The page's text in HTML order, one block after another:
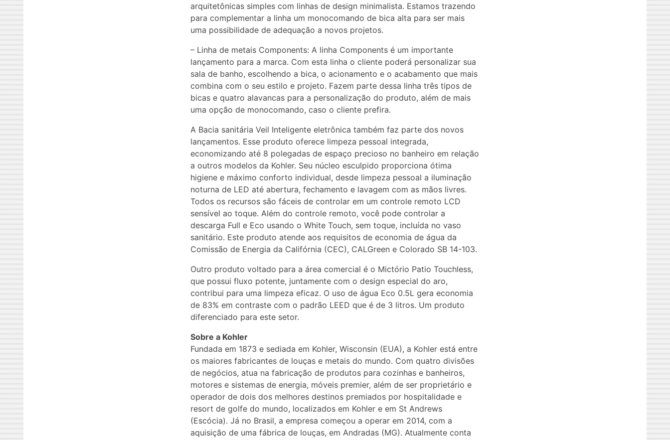
arquitetônicas simples com linhas de design minimalista. Estamos trazendo
para complementar a linha um monocomando de bica alta para ser mais
uma possibilidade de adequação a novos projetos.
– Linha de metais Components: A linha Components é um importante
lançamento para a marca. Com esta linha o cliente poderá personalizar sua
sala de banho, escolhendo a bica, o acionamento e o acabamento que mais
combina com o seu estilo e projeto. Fazem parte dessa linha três tipos de
bicas e quatro alavancas para a personalização do produto, além de mais
uma opção de monocomando, caso o cliente prefira.
A Bacia sanitária Veil Inteligente eletrônica também faz parte dos novos
lançamentos. Esse produto oferece limpeza pessoal integrada,
economizando até 8 polegadas de espaço precioso no banheiro em relação
a outros modelos da Kohler. Seu núcleo esculpido proporciona ótima
higiene e máximo conforto individual, desde limpeza pessoal a iluminação
noturna de LED até abertura, fechamento e lavagem com as mãos livres.
Todos os recursos são fáceis de controlar em um controle remoto LCD
sensível ao toque. Além do controle remoto, você pode controlar a
descarga Full e Eco usando o White Touch, sem toque, incluída no vaso
sanitário. Este produto atende aos requisitos de economia de água da
Comissão de Energia da Califórnia (CEC), CALGreen e Colorado SB 14-103.
Outro produto voltado para a área comercial é o Mictório Patio Touchless,
que possui fluxo potente, juntamente com o design especial do aro,
contribui para uma limpeza eficaz. O uso de água Eco 0.5L gera economia
de 83% em contraste com o padrão LEED que é de 3 litros. Um produto
diferenciado para este setor.
Sobre a Kohler
Fundada em 1873 e sediada em Kohler, Wisconsin (EUA), a Kohler está entre
os maiores fabricantes de louças e metais do mundo. Com quatro divisões
de negócios, atua na fabricação de produtos para cozinhas e banheiros,
motores e sistemas de energia, móveis premier, além de ser proprietário e
operador de dois dos melhores destinos premiados por hospitalidade e
resort de golfe do mundo, localizados em Kohler e em St Andrews
(Escócia). Já no Brasil, a empresa começou a operar em 2014, com a
aquisição de uma fábrica de louças, em Andradas (MG). Atualmente conta